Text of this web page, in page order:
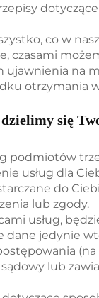
co w
czasami
ujawnienia na
otrzymania
się
podmiotów
usług dla
do
lub zgody.
usług,
dane jedynie
(na
lub